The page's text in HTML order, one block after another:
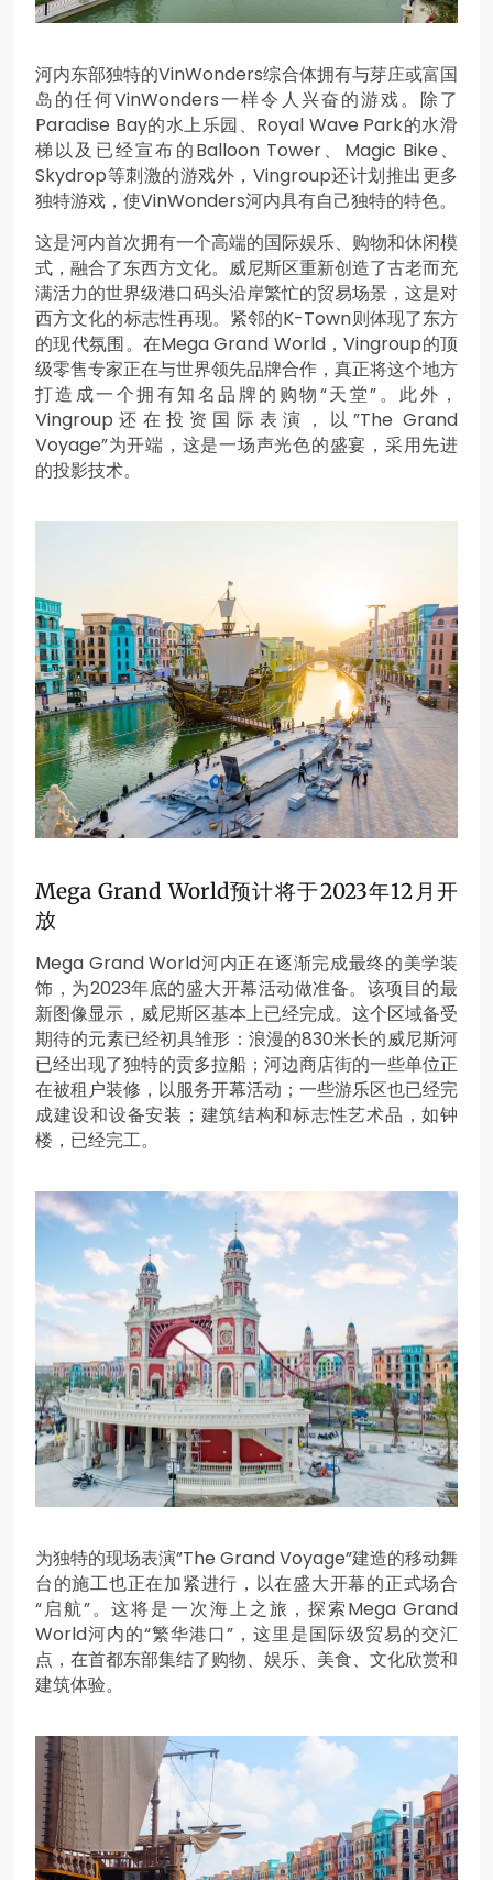
河内东部独特的VinWonders综合体拥有与芽庄或富国
岛的任何VinWonders一样令人兴奋的游戏。除了
Paradise Bay的水上乐园、Royal Wave Park的水滑
梯以及已经宣布的Balloon Tower、Magic Bike、
Skydrop等刺激的游戏外，Vingroup还计划推出更多
独特游戏，使VinWonders河内具有自己独特的特色。
这是河内首次拥有一个高端的国际娱乐、购物和休闲模
式，融合了东西方文化。威尼斯区重新创造了古老而充
满活力的世界级港口码头沿岸繁忙的贸易场景，这是对
西方文化的标志性再现。紧邻的K-Town则体现了东方
的现代氛围。在Mega Grand World，Vingroup的顶
级零售专家正在与世界领先品牌合作，真正将这个地方
打造成一个拥有知名品牌的购物“天堂”。此外，
Vingroup还在投资国际表演，以”The Grand
Voyage”为开端，这是一场声光色的盛宴，采用先进
的投影技术。
Mega Grand World预计将于2023年12月开
放
Mega Grand World河内正在逐渐完成最终的美学装
饰，为2023年底的盛大开幕活动做准备。该项目的最
新图像显示，威尼斯区基本上已经完成。这个区域备受
期待的元素已经初具雏形：浪漫的830米长的威尼斯河
已经出现了独特的贡多拉船；河边商店街的一些单位正
在被租户装修，以服务开幕活动；一些游乐区也已经完
成建设和设备安装；建筑结构和标志性艺术品，如钟
楼，已经完工。
为独特的现场表演”The Grand Voyage”建造的移动舞
台的施工也正在加紧进行，以在盛大开幕的正式场合
“启航”。这将是一次海上之旅，探索Mega Grand
World河内的“繁华港口”，这里是国际级贸易的交汇
点，在首都东部集结了购物、娱乐、美食、文化欣赏和
建筑体验。